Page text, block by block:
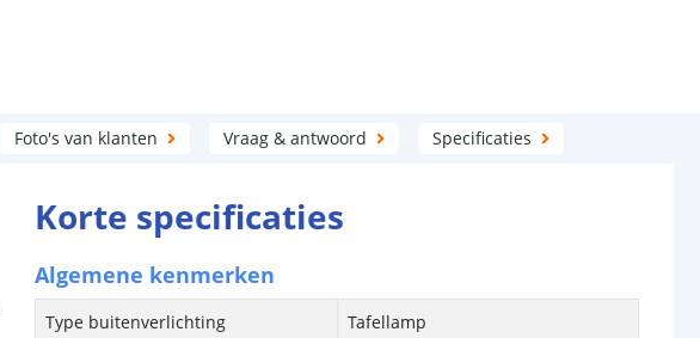
Foto's van klanten Vraag & antwoord Specificaties
Korte specificaties
Algemene kenmerken
Type buitenverlichting
Tafellamp